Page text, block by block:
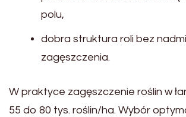
polu,
dobra struktura roli bez
zagęszczenia.
W praktyce zagęszczenie roślin w
55 do 80 tys. roślin/ha. Wybór